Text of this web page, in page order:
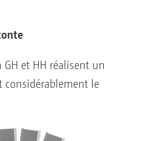
et HH réalisent un
le